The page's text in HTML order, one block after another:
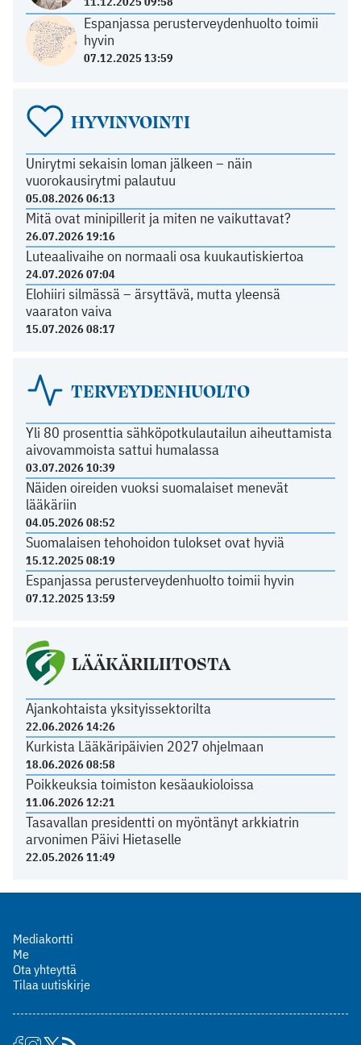
Espanjassa perusterveydenhuolto toimii
hyvin
07.12.2025 13:59
HYVINVOINTI
Unirytmi sekaisin loman jälkeen – näin
vuorokausirytmi palautuu
05.08.2026 06:13
Mitä ovat minipillerit ja miten ne vaikuttavat?
26.07.2026 19:16
Luteaalivaihe on normaali osa kuukautiskiertoa
24.07.2026 07:04
Elohiiri silmässä – ärsyttävä, mutta yleensä
vaaraton vaiva
15.07.2026 08:17
TERVEYDENHUOLTO
Yli 80 prosenttia sähköpotkulautailun aiheuttamista
aivovammoista sattui humalassa
03.07.2026 10:39
Näiden oireiden vuoksi suomalaiset menevät
lääkäriin
04.05.2026 08:52
Suomalaisen tehohoidon tulokset ovat hyviä
15.12.2025 08:19
Espanjassa perusterveydenhuolto toimii hyvin
07.12.2025 13:59
LÄÄKÄRILIITOSTA
Ajankohtaista yksityissektorilta
22.06.2026 14:26
Kurkista Lääkäripäivien 2027 ohjelmaan
18.06.2026 08:58
Poikkeuksia toimiston kesäaukioloissa
11.06.2026 12:21
Tasavallan presidentti on myöntänyt arkkiatrin
arvonimen Päivi Hietaselle
22.05.2026 11:49
Mediakortti
Me
Ota yhteyttä
Tilaa uutiskirje